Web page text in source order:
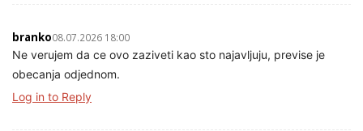
branko08.07.2026 18:00
Ne verujem da ce ovo zaziveti kao sto najavljuju, previse je
obecanja odjednom.
Log in to Reply